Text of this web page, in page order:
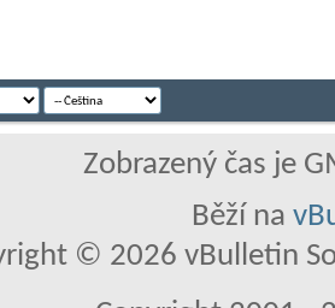
Zobrazený čas je
Běží na
© 2026 vBulletin